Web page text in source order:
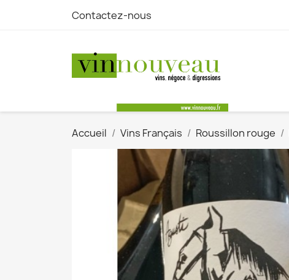
Contactez-nous
Accueil Vins Français Roussillon rouge